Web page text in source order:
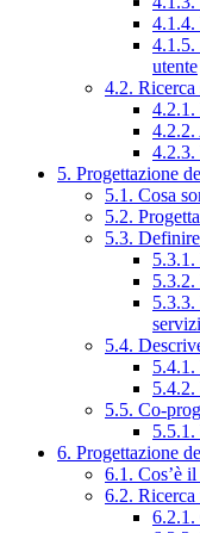
4.1.4.
4.1.5.
utente
4.2. Ricerca
4.2.1.
4.2.2.
4.2.3.
5. Progettazione
5.1. Cosa
5.2.
5.3.
5.3.2.
5.4.
5.4.1.
5.4.2.
5.5. Co-
5.5.1.
6. Progettazione
6.1. Cos’è
6.2.
6.2.1.